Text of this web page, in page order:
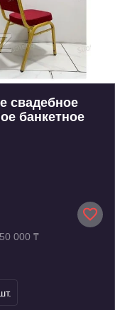
свадебное
банкетное
000 ₸